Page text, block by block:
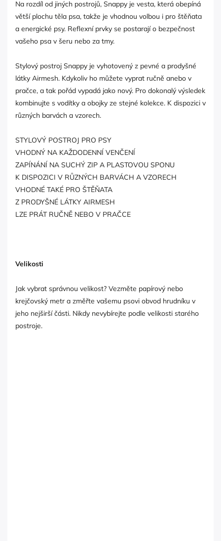
Na rozdíl od jiných postrojů, Snappy je vesta, která obepíná
větší plochu těla psa, takže je vhodnou volbou i pro štěňata
a energické psy. Reflexní prvky se postarají o bezpečnost
vašeho psa v šeru nebo za tmy.
Stylový postroj Snappy je vyhotovený z pevné a prodyšné
látky Airmesh. Kdykoliv ho můžete vyprat ručně anebo v
pračce, a tak pořád vypadá jako nový. Pro dokonalý výsledek
kombinujte s vodítky a obojky ze stejné kolekce. K dispozici v
různých barvách a vzorech.
STYLOVÝ POSTROJ PRO PSY
VHODNÝ NA KAŽDODENNÍ VENČENÍ
ZAPÍNÁNÍ NA SUCHÝ ZIP A PLASTOVOU SPONU
K DISPOZICI V RŮZNÝCH BARVÁCH A VZORECH
VHODNÉ TAKÉ PRO ŠTĚŇATA
Z PRODYŠNÉ LÁTKY AIRMESH
LZE PRÁT RUČNĚ NEBO V PRAČCE
Velikosti
Jak vybrat správnou velikost? Vezměte papírový nebo
krejčovský metr a změřte vašemu psovi obvod hrudníku v
jeho nejširší části. Nikdy nevybírejte podle velikosti starého
postroje.